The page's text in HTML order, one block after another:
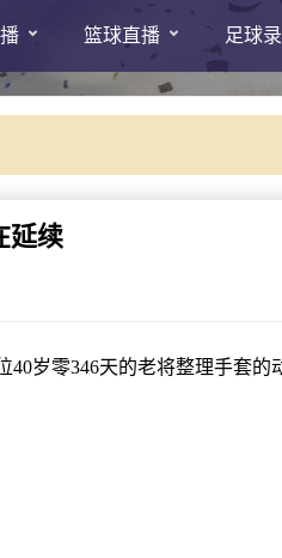
篮球直播 足球
延续
岁零346天的老将整理手套的